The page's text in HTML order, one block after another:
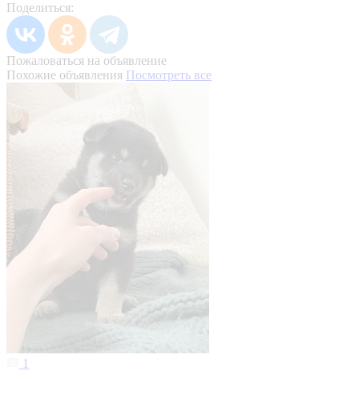
Поделиться:
Пожаловаться на объявление
Похожие объявления Посмотреть все
1